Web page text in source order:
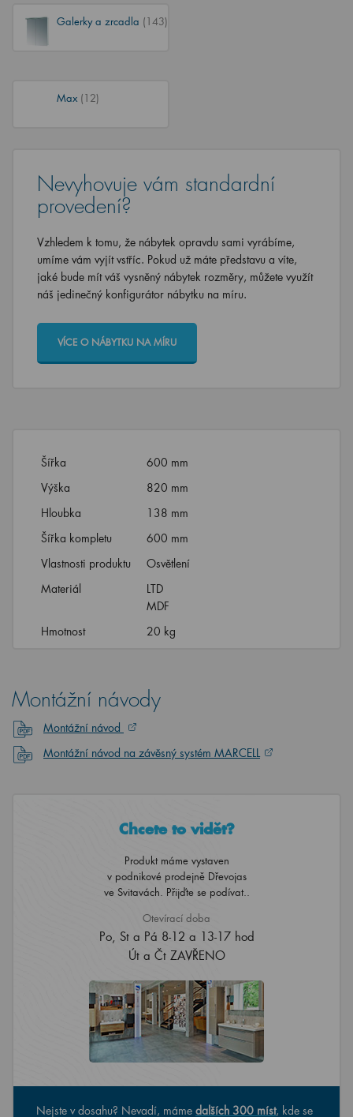
Galerky a zrcadla (143)
Max (12)
Nevyhovuje vám standardní
provedení?
Vzhledem k tomu, že nábytek opravdu sami vyrábíme,
umíme vám vyjít vstříc. Pokud už máte představu a víte,
jaké bude mít váš vysněný nábytek rozměry, můžete využít
náš jedinečný konfigurátor nábytku na míru.
VÍCE O NÁBYTKU NA MÍRU
Šířka
600 mm
Výška
820 mm
Hloubka
138 mm
Šířka kompletu
600 mm
Vlastnosti produktu
Osvětlení
Materiál
LTD
MDF
Hmotnost
20 kg
Montážní návody
Montážní návod
Montážní návod na závěsný systém MARCELL
Chcete to vidět?
Produkt máme vystaven
v podnikové prodejně Dřevojas
ve Svitavách. Přijďte se podívat..
Otevírací doba
Po, St a Pá 8-12 a 13-17 hod
Út a Čt ZAVŘENO
Nejste v dosahu? Nevadí, máme dalších 300 míst, kde se